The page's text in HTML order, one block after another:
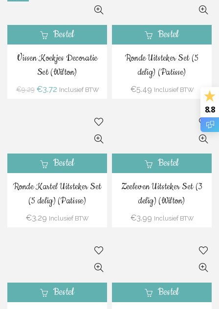
Bestel
Vissen Koekjes Decoratie
Set (Wilton)
€9.29 Oorspronkelijke
€3.72Huidige
Inclusief BTW
Bestel
Ronde Uitsteker Set (5
delig) (Patisse)
€5.49 Inclusief BTW
Bestel
Ronde Kartel Uitsteker Set
(5 delig) (Patisse)
€3.29 Inclusief BTW
Bestel
Zeeleven Uitsteker Set (3
delig) (Wilton)
€3.99 Inclusief BTW
Bestel Bestel
8.8